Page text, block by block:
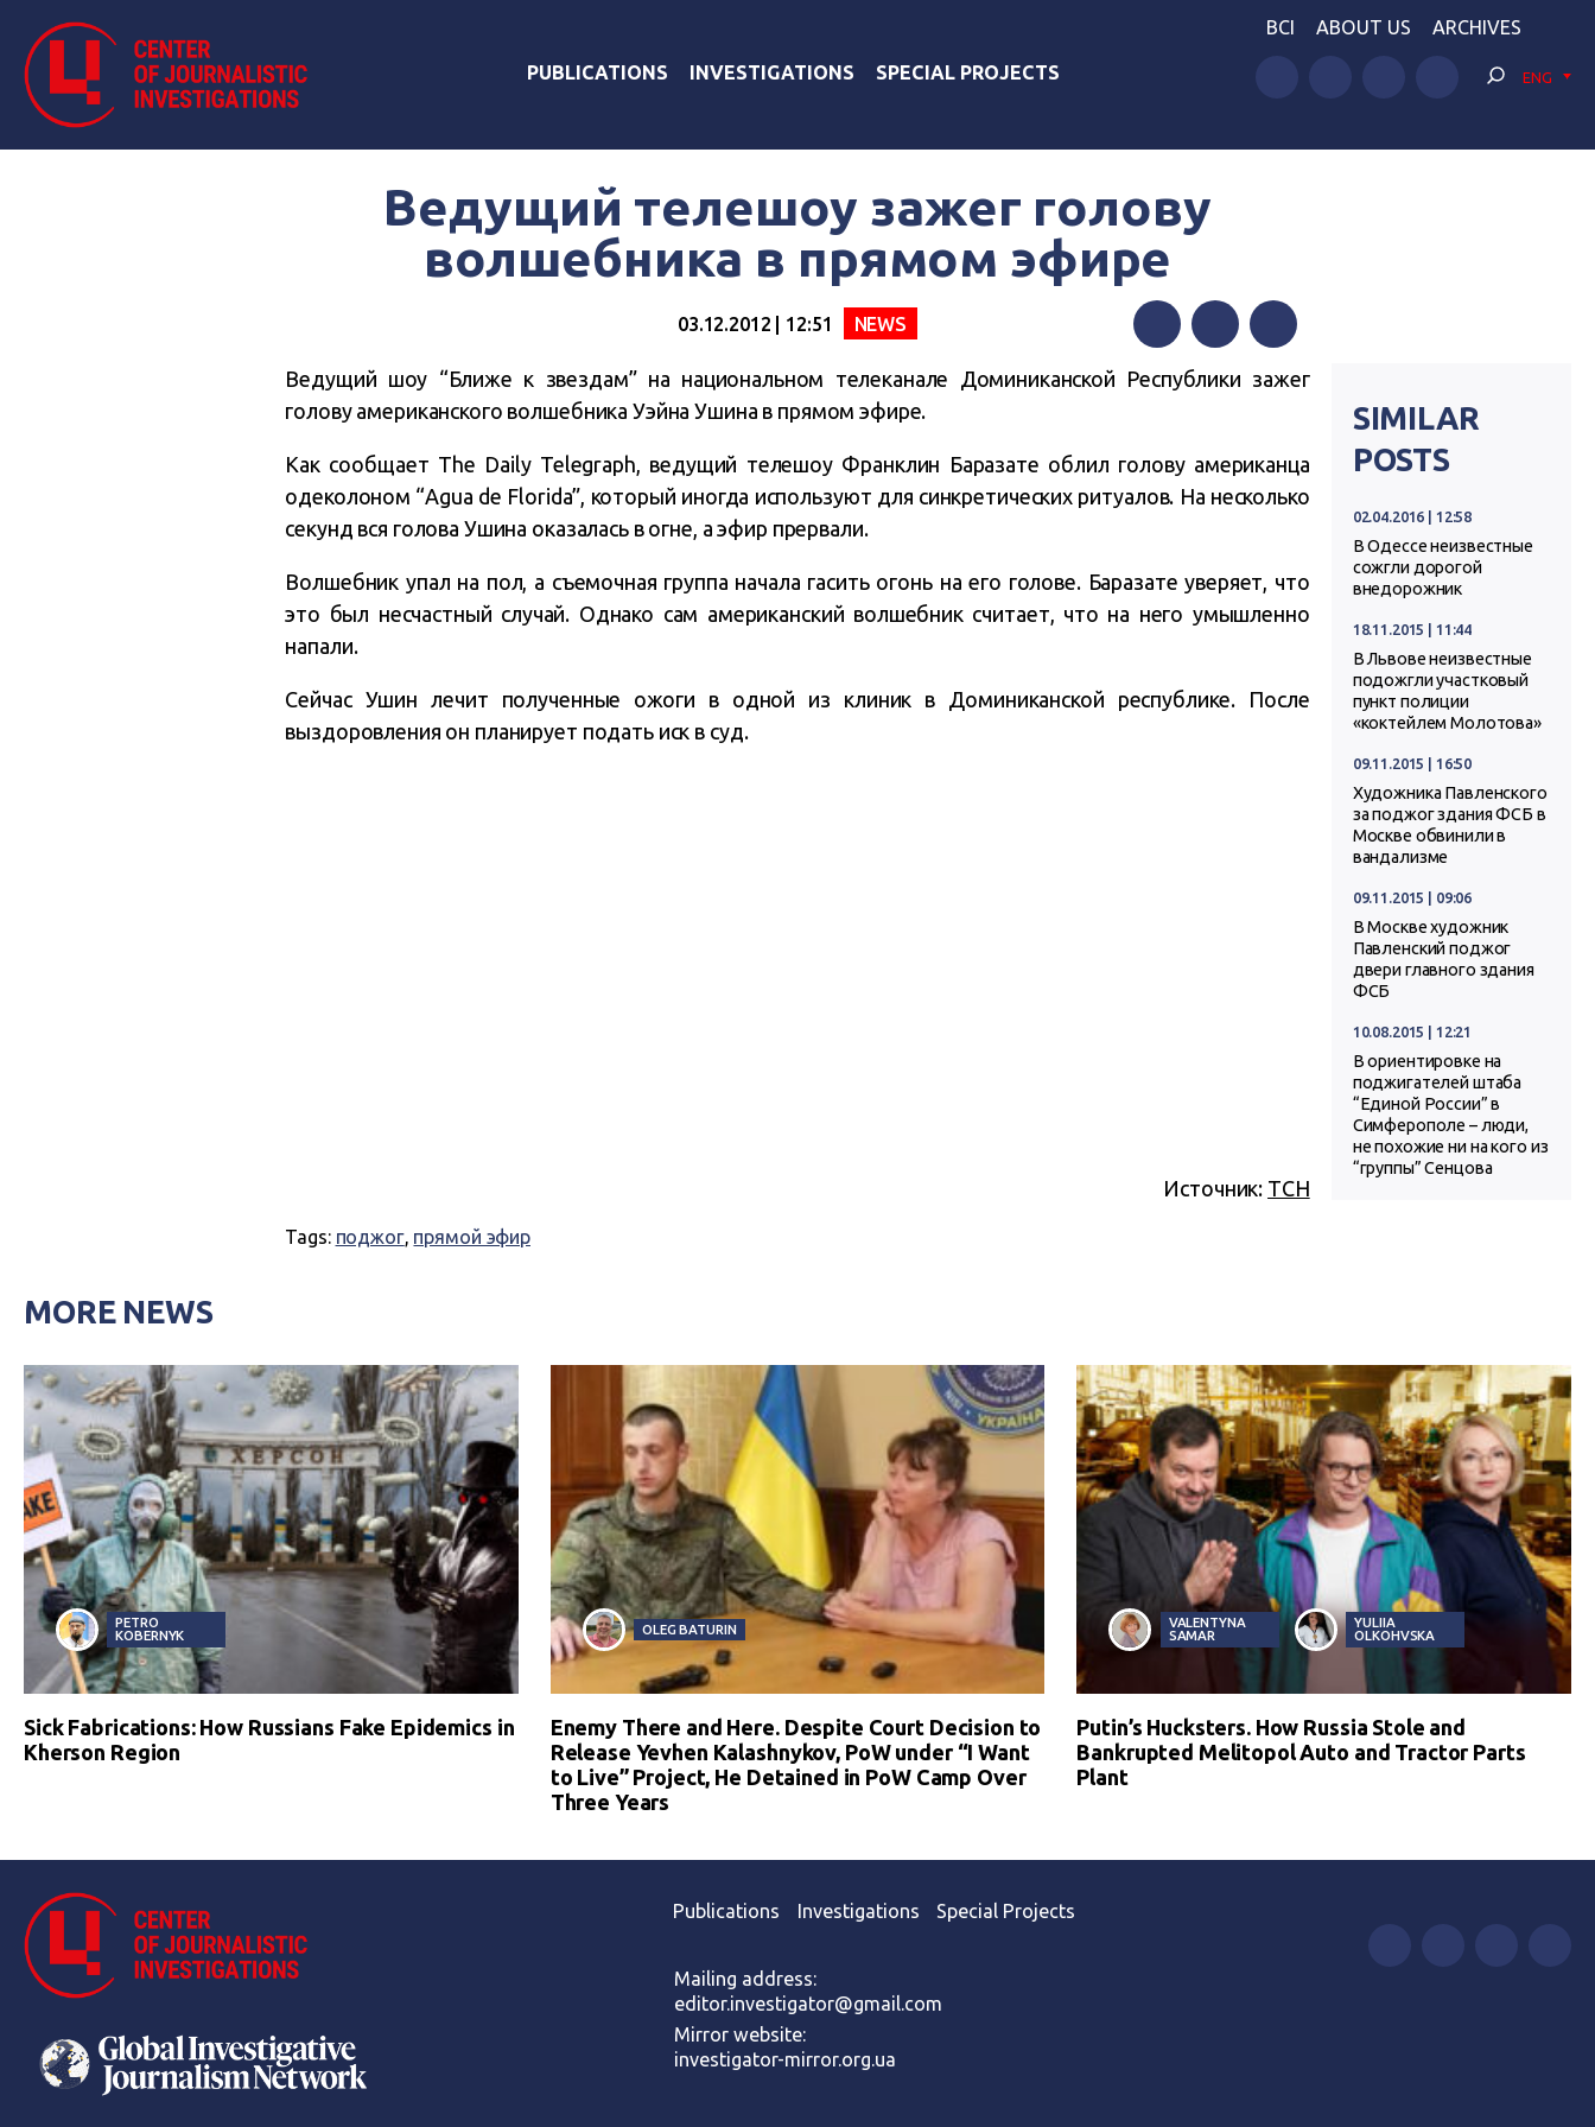
PUBLICATIONS INVESTIGATIONS SPECIAL PROJECTS
BCI ABOUT US ARCHIVES
ENG
Ведущий телешоу зажег голову
волшебника в прямом эфире
03.12.2012 | 12:51 NEWS
FacebookTwitter Telegram
Ведущий шоу “Ближе к звездам” на национальном телеканале Доминиканской Республики зажег
голову американского волшебника Уэйна Ушина в прямом эфире.
Как сообщает The Daily Telegraph, ведущий телешоу Франклин Баразате облил голову американца
одеколоном “Agua de Florida”, который иногда используют для синкретических ритуалов. На несколько
секунд вся голова Ушина оказалась в огне, а эфир прервали.
Волшебник упал на пол, а съемочная группа начала гасить огонь на его голове. Баразате уверяет, что
это был несчастный случай. Однако сам американский волшебник считает, что на него умышленно
напали.
Сейчас Ушин лечит полученные ожоги в одной из клиник в Доминиканской республике. После
выздоровления он планирует подать иск в суд.
Источник: ТСН
Tags: поджог, прямой эфир
SIMILAR
POSTS
02.04.2016 | 12:58
В Одессе неизвестные
сожгли дорогой
внедорожник
18.11.2015 | 11:44
В Львове неизвестные
подожгли участковый
пункт полиции
«коктейлем Молотова»
09.11.2015 | 16:50
Художника Павленского
за поджог здания ФСБ в
Москве обвинили в
вандализме
09.11.2015 | 09:06
В Москве художник
Павленский поджог
двери главного здания
ФСБ
10.08.2015 | 12:21
В ориентировке на
поджигателей штаба
“Единой России” в
Симферополе – люди,
не похожие ни на кого из
“группы” Сенцова
MORE NEWS
PETRO
KOBERNYK
Sick Fabrications: How Russians Fake Epidemics in
Kherson Region
OLEG BATURIN
Enemy There and Here. Despite Court Decision to
Release Yevhen Kalashnykov, PoW under “I Want
to Live” Project, He Detained in PoW Camp Over
Three Years
VALENTYNA
SAMAR
YULIIA
OLKOHVSKA
Putin’s Hucksters. How Russia Stole and
Bankrupted Melitopol Auto and Tractor Parts
Plant
Publications Investigations Special Projects
Mailing address:
editor.investigator@gmail.com
Mirror website:
investigator-mirror.org.ua